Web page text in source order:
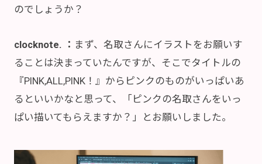
のでしょうか？
clocknote. ： まず、名取さんにイラストをお願いす
ることは決まっていたんですが、そこでタイトルの
『PINK,ALL,PINK！』からピンクのものがいっぱいあ
るといいかなと思って、「ピンクの名取さんをいっ
ぱい描いてもらえますか？」とお願いしました。